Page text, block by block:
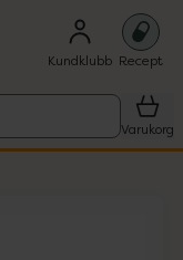
Kundklubb Recept
Varukorg